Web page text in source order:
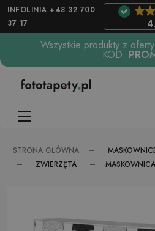
INFOLINIA +48 32 700
37 17
Wszystkie produkty z
KOD:
STRONA GŁÓWNA
ZWIERZĘTA